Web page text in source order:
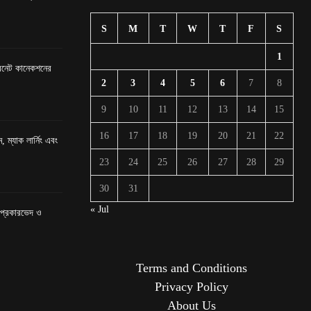
কানেকশনের
ম্যাক লার্নিং এবং
ও
S M T W T F S
1
2 3 4 5 6 7 8
9 10 11 12 13 14 15
16 17 18 19 20 21 22
23 24 25 26 27 28 29
30
31
« Jul
Terms and Conditions
Privacy Policy
About Us